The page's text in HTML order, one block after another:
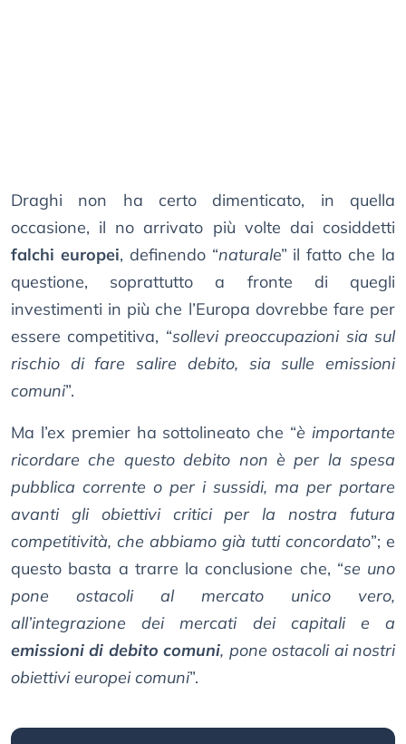
Draghi non ha certo dimenticato, in quella
occasione, il no arrivato più volte dai cosiddetti
falchi europei, definendo “naturale” il fatto che la
questione, soprattutto a fronte di quegli
investimenti in più che l’Europa dovrebbe fare per
essere competitiva, “sollevi preoccupazioni sia sul
rischio di fare salire debito, sia sulle emissioni
comuni”.
Ma l’ex premier ha sottolineato che “è importante
ricordare che questo debito non è per la spesa
pubblica corrente o per i sussidi, ma per portare
avanti gli obiettivi critici per la nostra futura
competitività, che abbiamo già tutti concordato”; e
questo basta a trarre la conclusione che, “se uno
pone ostacoli al mercato unico vero,
all’integrazione dei mercati dei capitali e a
emissioni di debito comuni, pone ostacoli ai nostri
obiettivi europei comuni”.